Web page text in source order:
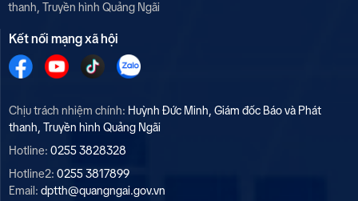
thanh, Truyền hình Quảng Ngãi
Kết nối mạng xã hội
Chịu trách nhiệm chính: Huỳnh Đức Minh, Giám đốc Báo và Phát
thanh, Truyền hình Quảng Ngãi
Hotline: 0255 3828328
Hotline2: 0255 3817899
Email: dptth@quangngai.gov.vn